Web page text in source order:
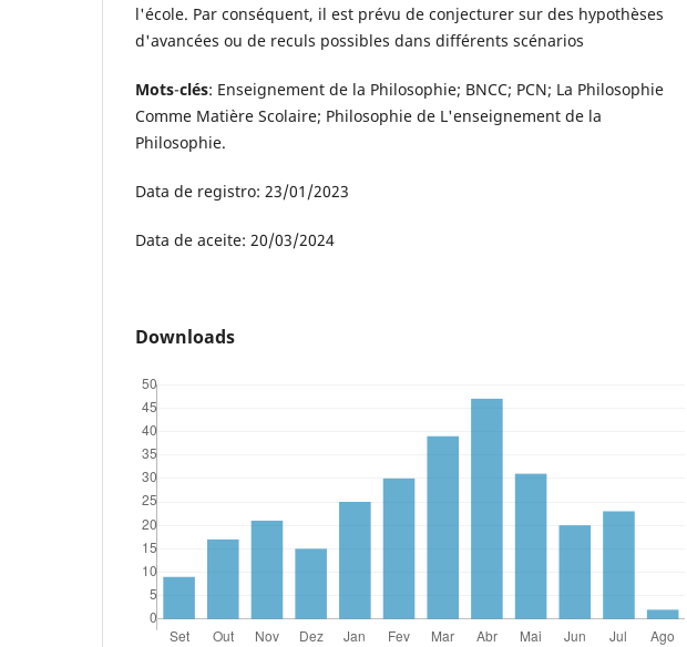
l'école. Par conséquent, il est prévu de conjecturer sur des hypothèses
d'avancées ou de reculs possibles dans différents scénarios
Mots-clés: Enseignement de la Philosophie; BNCC; PCN; La Philosophie
Comme Matière Scolaire; Philosophie de L'enseignement de la
Philosophie.
Data de registro: 23/01/2023
Data de aceite: 20/03/2024
Downloads